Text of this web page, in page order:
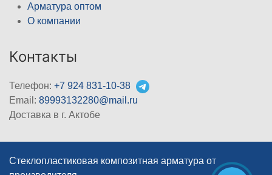
Арматура оптом
О компании
Контакты
Телефон: +7 924 831-10-38
Email: 89993132280@mail.ru
Доставка в г. Актобе
Стеклопластиковая композитная арматура от